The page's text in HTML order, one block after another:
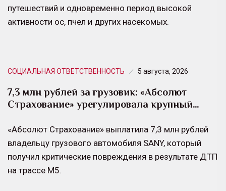
путешествий и одновременно период высокой
активности ос, пчел и других насекомых.
СОЦИАЛЬНАЯ ОТВЕТСТВЕННОСТЬ 5 августа, 2026
7,3 млн рублей за грузовик: «Абсолют
Страхование» урегулировала крупный…
«Абсолют Страхование» выплатила 7,3 млн рублей
владельцу грузового автомобиля SANY, который
получил критические повреждения в результате ДТП
на трассе М5.